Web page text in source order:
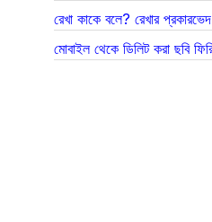
রেখা কাকে বলে? রেখার প্রকারভেদ
মোবাইল থেকে ডিলিট করা ছবি